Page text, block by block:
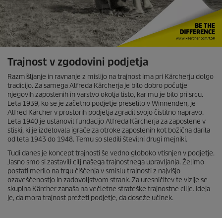
Trajnost v zgodovini podjetja
Razmišljanje in ravnanje z mislijo na trajnost ima pri Kärcherju dolgo
tradicijo. Za samega Alfreda Kärcherja je bilo dobro počutje
njegovih zaposlenih in varstvo okolja tisto, kar mu je bilo pri srcu.
Leta 1939, ko se je začetno podjetje preselilo v Winnenden, je
Alfred Kärcher v prostorih podjetja zgradil svojo čistilno napravo.
Leta 1940 je ustanovil fundacijo Alfreda Kärcherja za zaposlene v
stiski, ki je izdelovala igrače za otroke zaposlenih kot božična darila
od leta 1943 do 1948. Temu so sledili številni drugi mejniki.
Tudi danes je koncept trajnosti še vedno globoko vtisnjen v podjetje.
Jasno smo si zastavili cilj našega trajnostnega upravljanja. Želimo
postati merilo na trgu čiščenja v smislu trajnosti z najvišjo
ozaveščenostjo in zadovoljstvom strank. Za uresničitev te vizije se
skupina Kärcher zanaša na večletne strateške trajnostne cilje. Ideja
je, da mora trajnost prežeti podjetje, da doseže učinek.